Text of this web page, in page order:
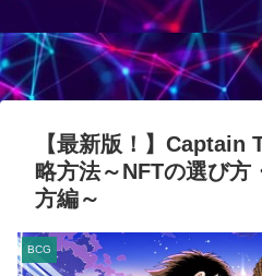
【最新版！】
略方法～NFTの選び方
方編～
BCG